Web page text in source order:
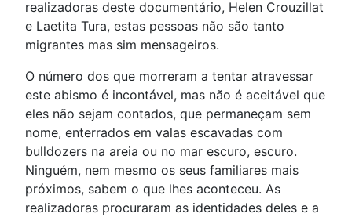
realizadoras deste documentário, Helen Crouzillat
e Laetita Tura, estas pessoas não são tanto
migrantes mas sim mensageiros.
O número dos que morreram a tentar atravessar
este abismo é incontável, mas não é aceitável que
eles não sejam contados, que permaneçam sem
nome, enterrados em valas escavadas com
bulldozers na areia ou no mar escuro, escuro.
Ninguém, nem mesmo os seus familiares mais
próximos, sabem o que lhes aconteceu. As
realizadoras procuraram as identidades deles e a